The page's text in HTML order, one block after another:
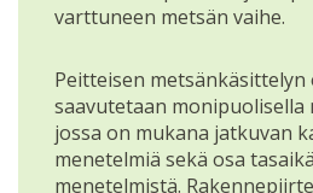
varttuneen metsän vaihe.
Peitteisen
saavutetaan monipuolisella
jossa on mukana jatkuvan
menetelmiä sekä osa
menetelmistä.